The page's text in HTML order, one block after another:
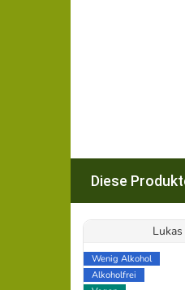
Diese
Wenig Alkohol
Alkoholfrei